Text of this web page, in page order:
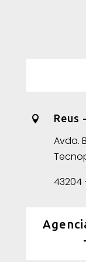
 Reus
Avda.
43204